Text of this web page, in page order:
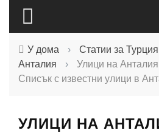
У дома › Статии за Турция
Анталия
›
Улици на
Списък с известни улици в
УЛИЦИ НА